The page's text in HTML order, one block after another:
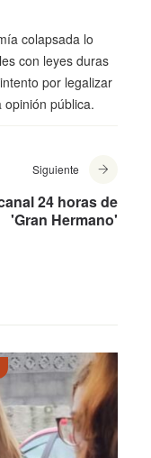
colapsada lo
con leyes duras
por legalizar
pública.
Siguiente
24 horas de
'Gran Hermano'